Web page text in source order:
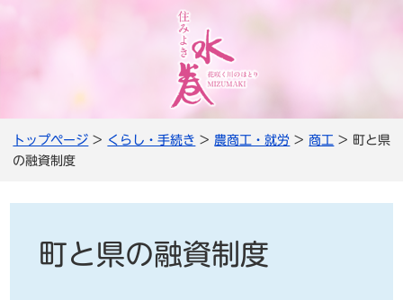
トップページ > くらし・手続き > 農商工・就労 >商工 > 町と県
の融資制度
町と県の融資制度